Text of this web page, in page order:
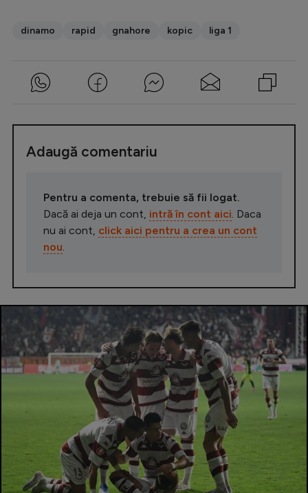
dinamo rapid gnahore kopic liga 1
Adaugă comentariu
Pentru a comenta, trebuie să fii logat.
Dacă ai deja un cont, intră în cont aici . Daca
nu ai cont, click aici pentru a crea un cont
nou